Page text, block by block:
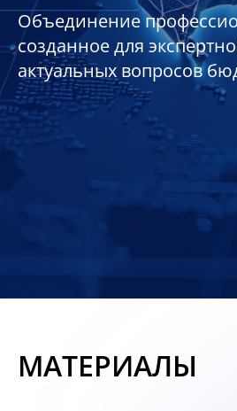
Объединение
созданное для
актуальных вопросов
МАТЕРИАЛЫ